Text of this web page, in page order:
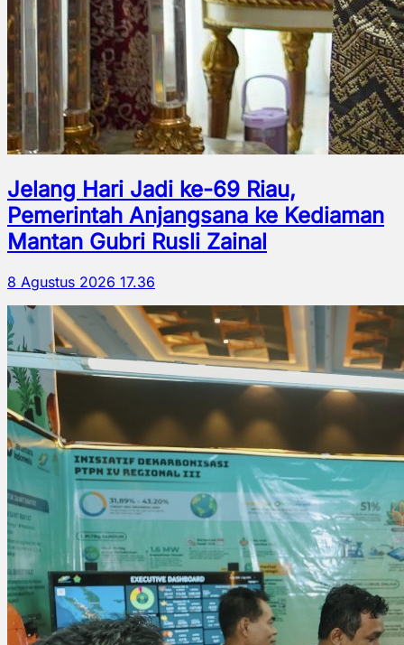
Jelang Hari Jadi ke-69 Riau,
Pemerintah Anjangsana ke Kediaman
Mantan Gubri Rusli Zainal
8 Agustus 2026 17.36